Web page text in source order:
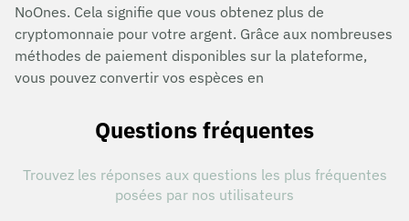
NoOnes. Cela signifie que vous obtenez plus de
cryptomonnaie pour votre argent. Grâce aux nombreuses
méthodes de paiement disponibles sur la plateforme,
vous pouvez convertir vos espèces en
Questions fréquentes
Trouvez les réponses aux questions les plus fréquentes
posées par nos utilisateurs